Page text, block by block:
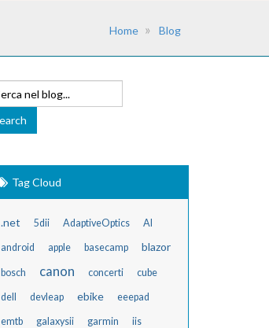
Home Blog
Tag Cloud
.net 5dii AdaptiveOptics AI
android apple basecamp blazor
bosch canon concerti cube
dell devleap ebike eeepad
emtb galaxysii garmin iis